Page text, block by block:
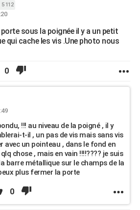
5 112
sous la poignée il y a un petit
qui cache les vis .Une photo nous
0
!!! au niveau de la poigné , il y
t-il , un pas de vis mais sans vis
avec un pointeau , dans le fond en
chose , mais en vain !!!!???? je suis
barre métallique sur le champs de la
plus fermer la porte
0